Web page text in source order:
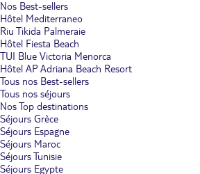
Nos Best-sellers
Hôtel Mediterraneo
Riu Tikida Palmeraie
Hôtel Fiesta Beach
TUI Blue Victoria Menorca
Hôtel AP Adriana Beach Resort
Tous nos Best-sellers
Tous nos séjours
Nos Top destinations
Séjours Grèce
Séjours Espagne
Séjours Maroc
Séjours Tunisie
Séjours Egypte